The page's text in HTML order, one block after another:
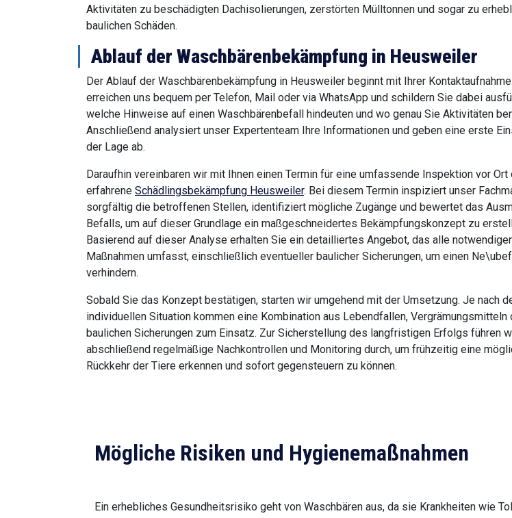
Aktivitäten zu beschädigten Dachisolierungen, zerstörten Mülltonnen und sogar zu
baulichen Schäden.
Ablauf der Waschbärenbekämpfung in Heusweiler
Der Ablauf der Waschbärenbekämpfung in Heusweiler beginnt mit Ihrer
erreichen uns bequem per Telefon, Mail oder via WhatsApp und schildern Sie dabei
welche Hinweise auf einen Waschbärenbefall hindeuten und wo genau Sie Aktivitäten
Anschließend analysiert unser Expertenteam Ihre Informationen und geben eine erste
der Lage ab.
Daraufhin vereinbaren wir mit Ihnen einen Termin für eine umfassende Inspektion vor Ort
erfahrene Schädlingsbekämpfung Heusweiler. Bei diesem Termin inspiziert unser
sorgfältig die betroffenen Stellen, identifiziert mögliche Zugänge und bewertet das
Befalls, um auf dieser Grundlage ein maßgeschneidertes Bekämpfungskonzept zu
Basierend auf dieser Analyse erhalten Sie ein detailliertes Angebot, das alle
Maßnahmen umfasst, einschließlich eventueller baulicher Sicherungen, um einen
verhindern.
Sobald Sie das Konzept bestätigen, starten wir umgehend mit der Umsetzung. Je nach
individuellen Situation kommen eine Kombination aus Lebendfallen, Vergrämungsmitteln
baulichen Sicherungen zum Einsatz. Zur Sicherstellung des langfristigen Erfolgs führen
abschließend regelmäßige Nachkontrollen und Monitoring durch, um frühzeitig eine
Rückkehr der Tiere erkennen und sofort gegensteuern zu können.
Mögliche Risiken und Hygienemaßnahmen
Ein erhebliches Gesundheitsrisiko geht von Waschbären aus, da sie Krankheiten wie